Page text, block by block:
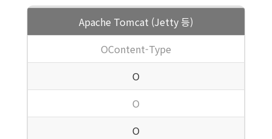
Apache Tomcat (Jetty 등)
OContent-Type
O
O
O